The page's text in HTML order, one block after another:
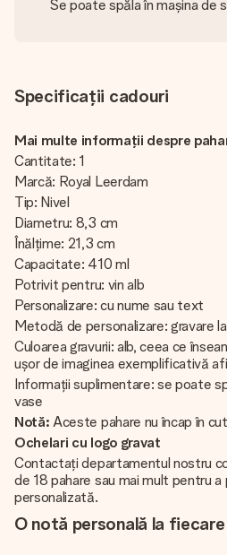
Se poate spăla în mașina de
Specificații cadouri
Mai multe informații despre
Cantitate: 1
Marcă: Royal Leerdam
Tip: Nivel
Diametru: 8,3 cm
Înălțime: 21,3 cm
Capacitate: 410 ml
Potrivit pentru: vin alb
Personalizare: cu nume sau text
Metodă de personalizare: gravare
Culoarea gravurii: alb, ceea ce
ușor de imaginea exemplificativă
Informații suplimentare: se poate
vase
Notă:Aceste pahare nu încap în
Ochelari cu logo gravat
Contactați departamentul nostru
de 18 pahare sau mai mult pentru
personalizată.
O notă personală la